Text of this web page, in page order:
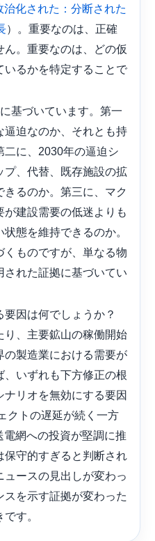
化された：分断された
）。重要なのは、正確
ん。重要なのは、どの仮
いるかを特定することで
基づいています。第一
逼迫なのか、それとも持
二に、2030年の逼迫シ
プ、代替、既存施設の拡
るのか。第三に、マク
が建設需要の低迷よりも
態を維持できるのか。
くものですが、単なる物
れた証拠に基づいてい
因は何でしょうか？
り、主要鉱山の稼働開始
の製造業における需要が
いずれも下方修正の根
リオを無効にする要因
クトの遅延が続く一方
網への投資が堅調に推
保守的すぎると判断され
ースの見出しが変わっ
を示す証拠が変わった
す。